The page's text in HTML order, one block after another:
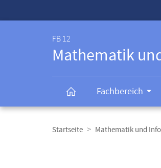
FB 12
Mathematik
Fachbereich
Navigation
Startseite Mathematik und